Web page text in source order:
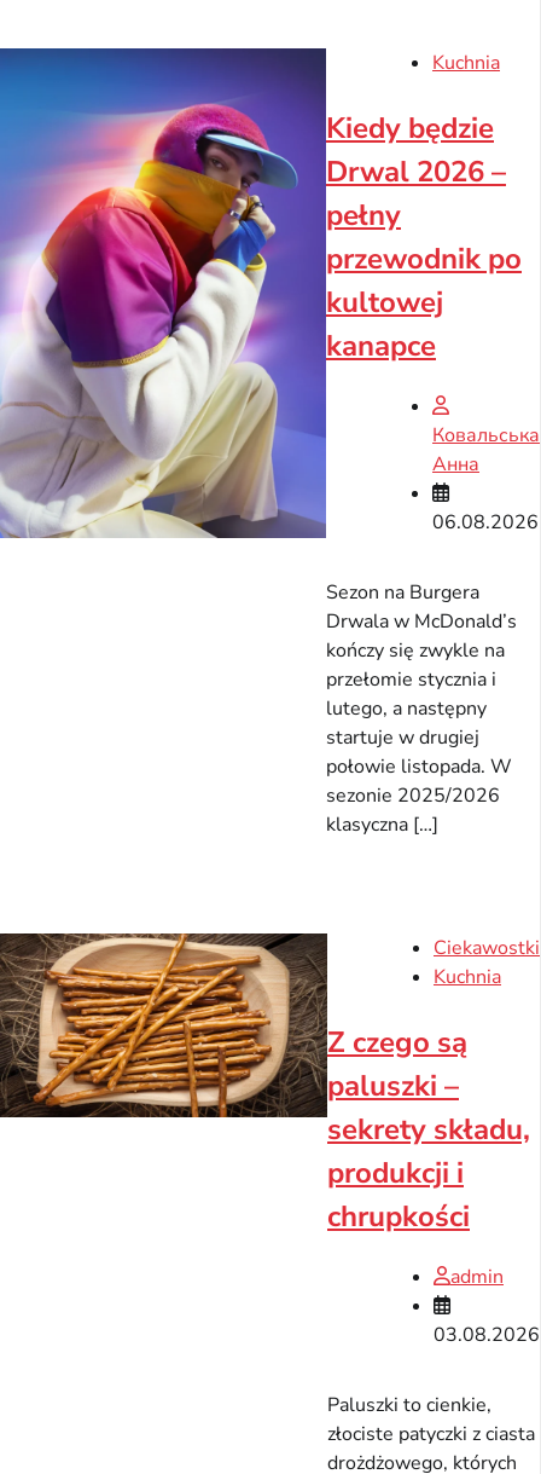
Kuchnia
Kiedy będzie
Drwal 2026 –
pełny
przewodnik po
kultowej
kanapce
Ковальська
Анна
06.08.2026
Sezon na Burgera
Drwala w McDonald’s
kończy się zwykle na
przełomie stycznia i
lutego, a następny
startuje w drugiej
połowie listopada. W
sezonie 2025/2026
klasyczna […]
Ciekawostki
Kuchnia
Z czego są
paluszki –
sekrety składu,
produkcji i
chrupkości
admin
03.08.2026
Paluszki to cienkie,
złociste patyczki z ciasta
drożdżowego, których